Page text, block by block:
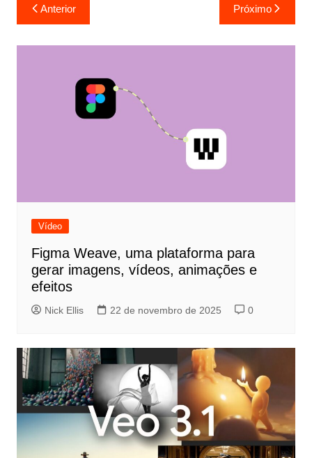
de
Post
Anterior Próximo
Vídeo
Figma Weave, uma plataforma para
gerar imagens, vídeos, animações e
efeitos
Nick Ellis 22 de novembro de 2025 0